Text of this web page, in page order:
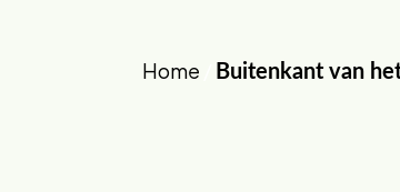
Home Buitenkant van